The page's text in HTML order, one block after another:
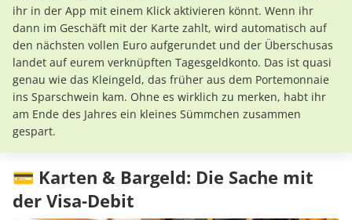
ihr in der App mit einem Klick aktivieren könnt. Wenn ihr
dann im Geschäft mit der Karte zahlt, wird automatisch auf
den nächsten vollen Euro aufgerundet und der Überschusas
landet auf eurem verknüpften Tagesgeldkonto. Das ist quasi
genau wie das Kleingeld, das früher aus dem Portemonnaie
ins Sparschwein kam. Ohne es wirklich zu merken, habt ihr
am Ende des Jahres ein kleines Sümmchen zusammen
gespart.
💳 Karten & Bargeld: Die Sache mit
der Visa-Debit